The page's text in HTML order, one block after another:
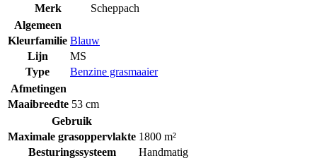
Merk
Scheppach
Algemeen
Kleurfamilie Blauw
Lijn
MS
Type
Benzine grasmaaier
Afmetingen
Maaibreedte 53 cm
Gebruik
Maximale grasoppervlakte 1800 m²
Besturingssysteem
Handmatig